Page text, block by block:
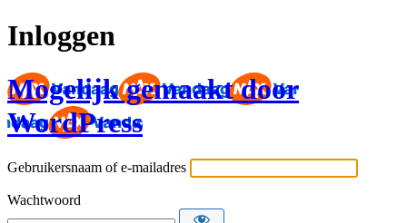
Inloggen
Mogelijk gemaakt door
WordPress
Gebruikersnaam of e-mailadres
Wachtwoord